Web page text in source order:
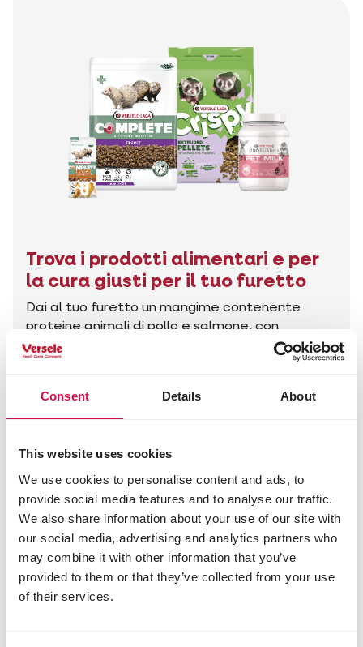
Consent Details About
This website uses cookies
We use cookies to personalise content and ads, to
provide social media features and to analyse our traffic.
We also share information about your use of our site with
our social media, advertising and analytics partners who
may combine it with other information that you’ve
provided to them or that they’ve collected from your use
of their services.
Trova i prodotti alimentari e per
la cura giusti per il tuo furetto
Dai al tuo furetto un mangime contenente
proteine animali di pollo e salmone, con
ingredienti di alta qualità e attentamente
selezionati. Così che il tuo animale abbia tutto
I nostri Marchi